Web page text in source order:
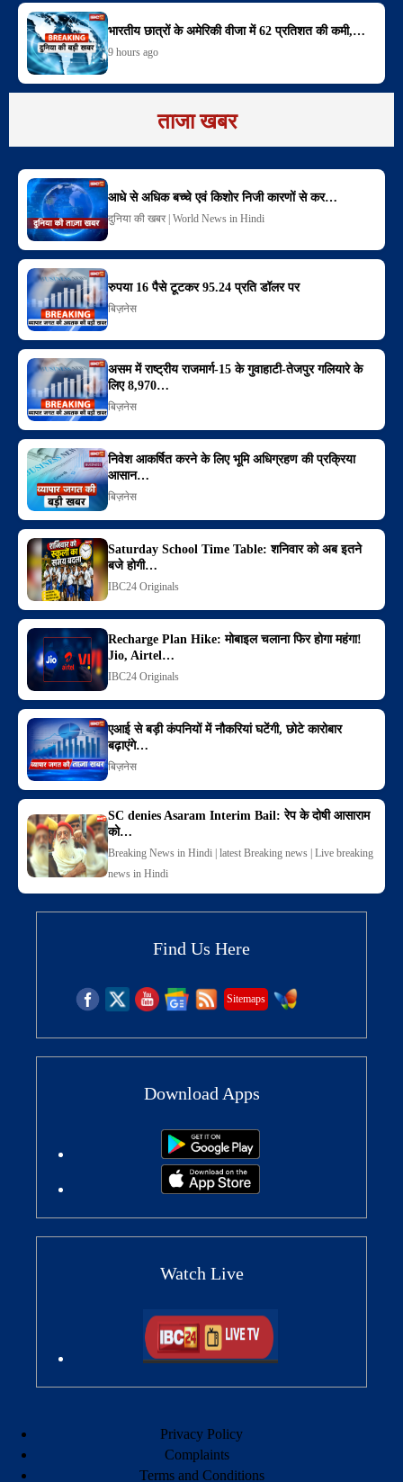
भारतीय छात्रों के अमेरिकी वीजा में 62 प्रतिशत की कमी,…
9 hours ago
ताजा खबर
आधे से अधिक बच्चे एवं किशोर निजी कारणों से कर…
दुनिया की खबर | World News in Hindi
रुपया 16 पैसे टूटकर 95.24 प्रति डॉलर पर
बिज़नेस
असम में राष्ट्रीय राजमार्ग-15 के गुवाहाटी-तेजपुर गलियारे के
लिए 8,970…
बिज़नेस
निवेश आकर्षित करने के लिए भूमि अधिग्रहण की प्रक्रिया
आसान…
बिज़नेस
Saturday School Time Table: शनिवार को अब इतने
बजे होगी…
IBC24 Originals
Recharge Plan Hike: मोबाइल चलाना फिर होगा महंगा!
Jio, Airtel…
IBC24 Originals
एआई से बड़ी कंपनियों में नौकरियां घटेंगी, छोटे कारोबार
बढ़ाएंगे…
बिज़नेस
SC denies Asaram Interim Bail: रेप के दोषी आसाराम
को…
Breaking News in Hindi | latest Breaking news | Live breaking
news in Hindi
Find Us Here
Sitemaps
Download Apps
Watch Live
Privacy Policy
Complaints
Terms and Conditions